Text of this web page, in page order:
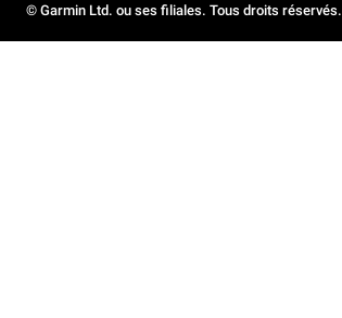
© Garmin Ltd. ou ses filiales. Tous droits réservés.